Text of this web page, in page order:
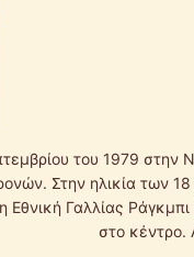
του 1979 στην
Στην ηλικία των
Εθνική Γαλλίας
στο κέντρο.